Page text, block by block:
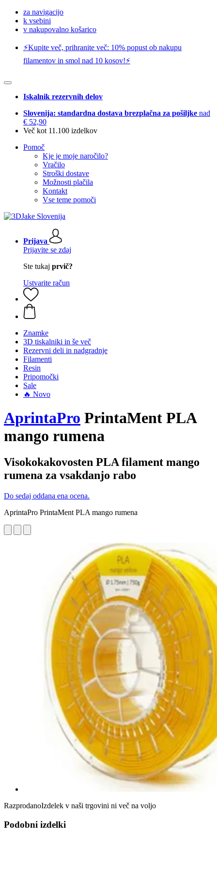
za navigacijo
k vsebini
v nakupovalno košarico
⚡️Kupite več, prihranite več: 10% popust ob nakupu
filamentov in smol nad 10 kosov!⚡️
Iskalnik rezervnih delov
Slovenija: standardna dostava brezplačna za pošiljke nad
€ 52,90
Več kot 11.100 izdelkov
Pomoč
Kje je moje naročilo?
Vračilo
Stroški dostave
Možnosti plačila
Kontakt
Vse teme pomoči
Prijava
Prijavite se zdaj
Ste tukaj prvič?
Ustvarite račun
Znamke
3D tiskalniki in še več
Rezervni deli in nadgradnje
Filamenti
Resin
Pripomočki
Sale
🔥 Novo
AprintaPro PrintaMent PLA
mango rumena
Visokokakovosten PLA filament mango
rumena za vsakdanjo rabo
Do sedaj oddana ena ocena.
AprintaPro PrintaMent PLA mango rumena
RazprodanoIzdelek v naši trgovini ni več na voljo
Podobni izdelki